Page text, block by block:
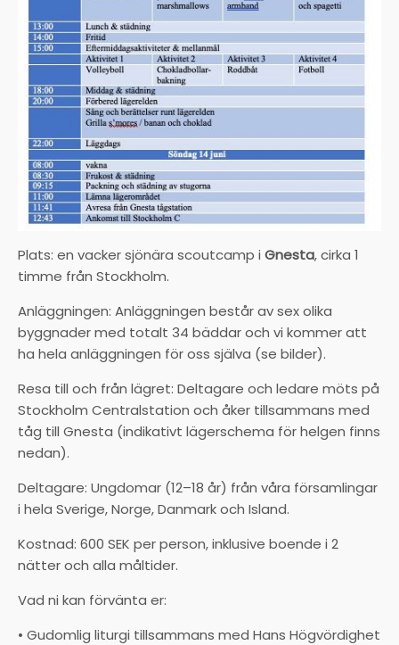
Plats: en vacker sjönära scoutcamp i Gnesta, cirka 1
timme från Stockholm.
Anläggningen: Anläggningen består av sex olika
byggnader med totalt 34 bäddar och vi kommer att
ha hela anläggningen för oss själva (se bilder).
Resa till och från lägret: Deltagare och ledare möts på
Stockholm Centralstation och åker tillsammans med
tåg till Gnesta (indikativt lägerschema för helgen finns
nedan).
Deltagare: Ungdomar (12–18 år) från våra församlingar
i hela Sverige, Norge, Danmark och Island.
Kostnad: 600 SEK per person, inklusive boende i 2
nätter och alla måltider.
Vad ni kan förvänta er:
• Gudomlig liturgi tillsammans med Hans Högvördighet